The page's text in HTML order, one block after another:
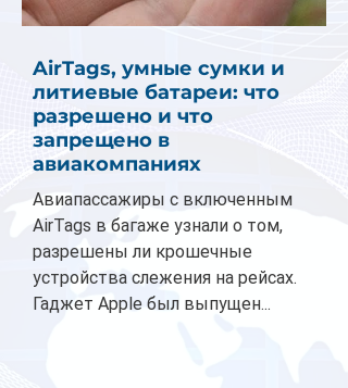
AirTags, умные сумки и
литиевые батареи: что
разрешено и что
запрещено в
авиакомпаниях
Авиапассажиры с включенным
AirTags в багаже узнали о том,
разрешены ли крошечные
устройства слежения на рейсах.
Гаджет Apple был выпущен...